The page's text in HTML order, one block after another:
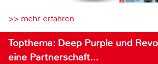
>> mehr erfahren
Topthema: Deep Purple und
eine Partnerschaft…